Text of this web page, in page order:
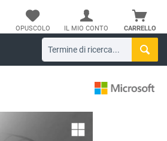
CARRELLO
OPUSCOLO IL MIO CONTO